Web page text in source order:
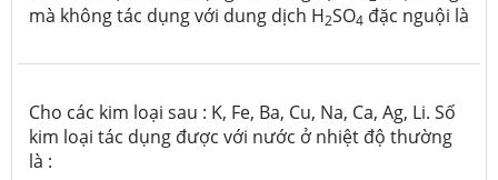
mà không tác dụng với dung dịch H2SO4 đặc nguội là
Cho các kim loại sau : K, Fe, Ba, Cu, Na, Ca, Ag, Li. Số
kim loại tác dụng được với nước ở nhiệt độ thường
là :